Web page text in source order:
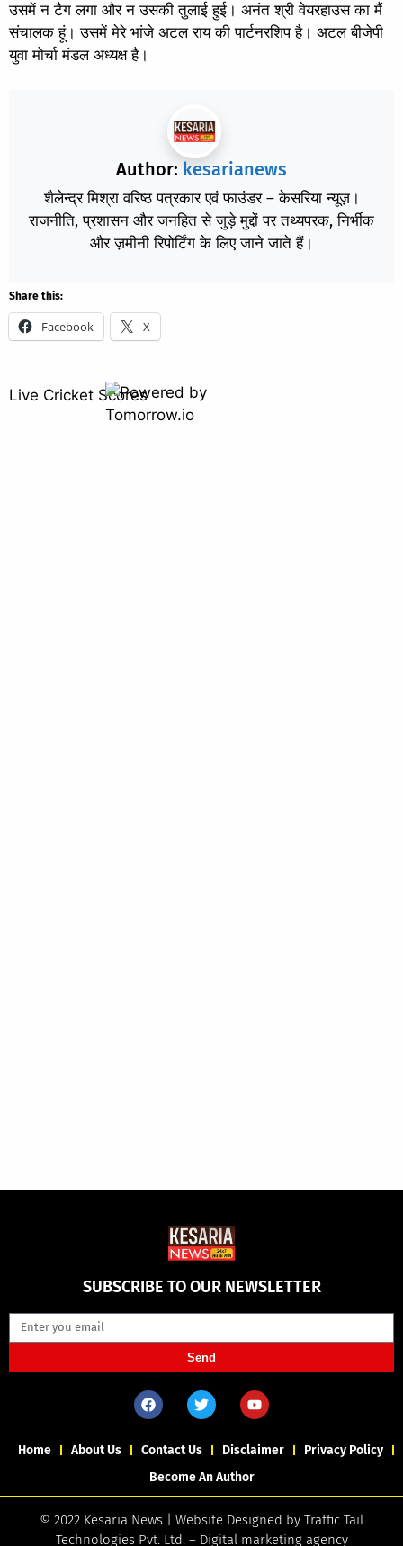
उसमें न टैग लगा और न उसकी तुलाई हुई। अनंत श्री वेयरहाउस का मैं
संचालक हूं। उसमें मेरे भांजे अटल राय की पार्टनरशिप है। अटल बीजेपी
युवा मोर्चा मंडल अध्यक्ष है।
Author: kesarianews
शैलेन्द्र मिश्रा वरिष्ठ पत्रकार एवं फाउंडर – केसरिया न्यूज़।
राजनीति, प्रशासन और जनहित से जुड़े मुद्दों पर तथ्यपरक, निर्भीक
और ज़मीनी रिपोर्टिंग के लिए जाने जाते हैं।
Share this:
Facebook X
Live Cricket Scores
SUBSCRIBE TO OUR NEWSLETTER
Send
Home About Us Contact Us Disclaimer
Privacy Policy
Become An Author
© 2022 Kesaria News | Website Designed by Traffic Tail
Technologies Pvt. Ltd.– Digital marketing agency